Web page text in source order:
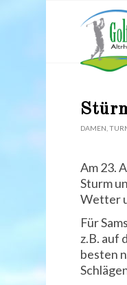
DAMEN ,
Am 23.
Sturm
Wetter
Für
z.B. auf
besten